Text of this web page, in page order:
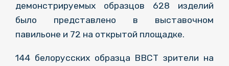
демонстрируемых образцов 628 изделий
было представлено в выставочном
павильоне и 72 на открытой площадке.
144 белорусских образца ВВСТ зрители на